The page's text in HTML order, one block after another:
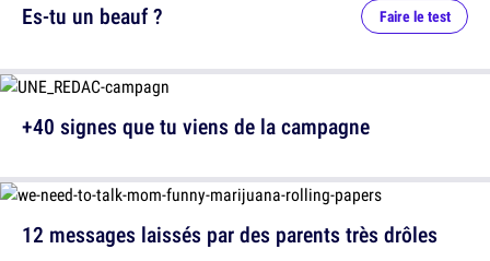
12 messages laissés par des parents très drôles
Es-tu un beauf ? Faire le test
+40 signes que tu viens de la campagne